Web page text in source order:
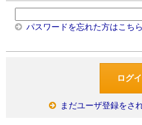
パスワードを忘れた方はこちら
まだユーザ登録をさ